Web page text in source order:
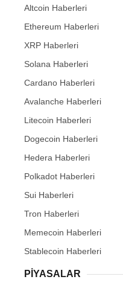
Altcoin Haberleri
Ethereum Haberleri
XRP Haberleri
Solana Haberleri
Cardano Haberleri
Avalanche Haberleri
Litecoin Haberleri
Dogecoin Haberleri
Hedera Haberleri
Polkadot Haberleri
Sui Haberleri
Tron Haberleri
Memecoin Haberleri
Stablecoin Haberleri
PIYASALAR